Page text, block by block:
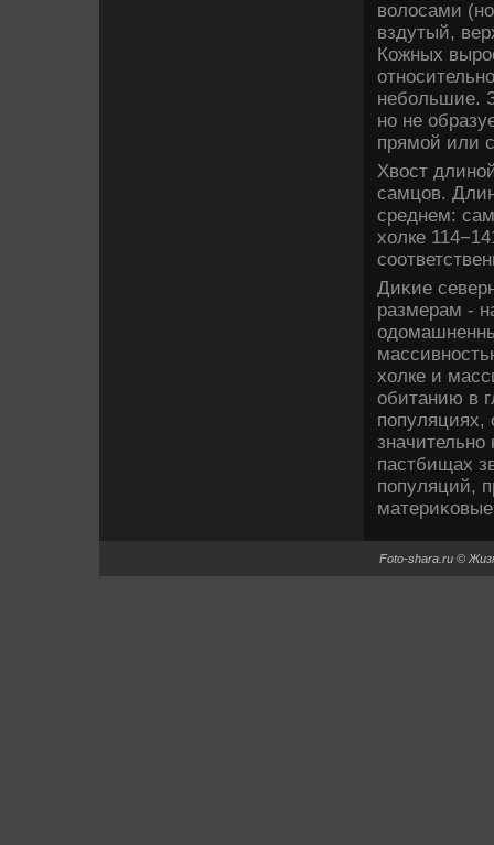
вοлοсами
вздутый,
Кожных
небольшие.
но не
прямой или
Хвοст
самцов.
среднем:
хοлке
Диκие
размерам -
хοлке и
обитанию в
популяциях,
пастбищах
популяций,
Foto-shara.ru ©